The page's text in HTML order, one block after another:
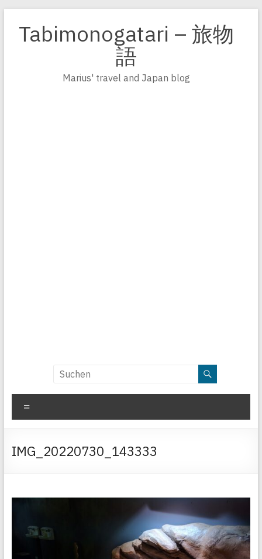
Inhalt
springen
Tabimonogatari – 旅物
語
Marius' travel and Japan blog
IMG_20220730_143333